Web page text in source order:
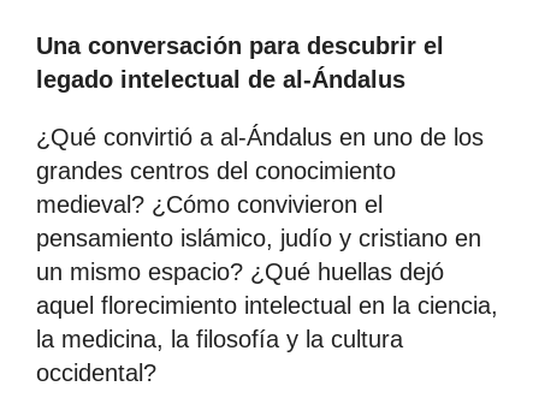
Una conversación para descubrir el
legado intelectual de al-Ándalus
¿Qué convirtió a al-Ándalus en uno de los
grandes centros del conocimiento
medieval? ¿Cómo convivieron el
pensamiento islámico, judío y cristiano en
un mismo espacio? ¿Qué huellas dejó
aquel florecimiento intelectual en la ciencia,
la medicina, la filosofía y la cultura
occidental?